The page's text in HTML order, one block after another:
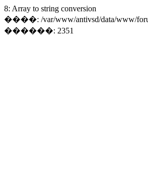
8: Array to string conversion
����: /var/www/antivsd/data/www/
������: 2351